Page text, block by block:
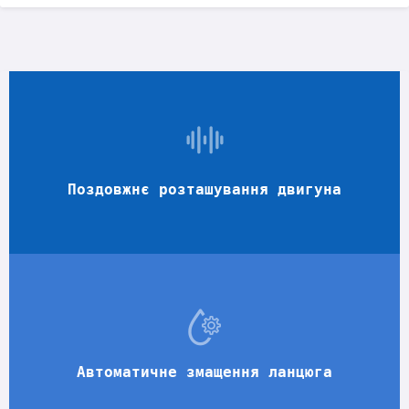
Поздовжнє розташування двигуна
Автоматичне змащення ланцюга